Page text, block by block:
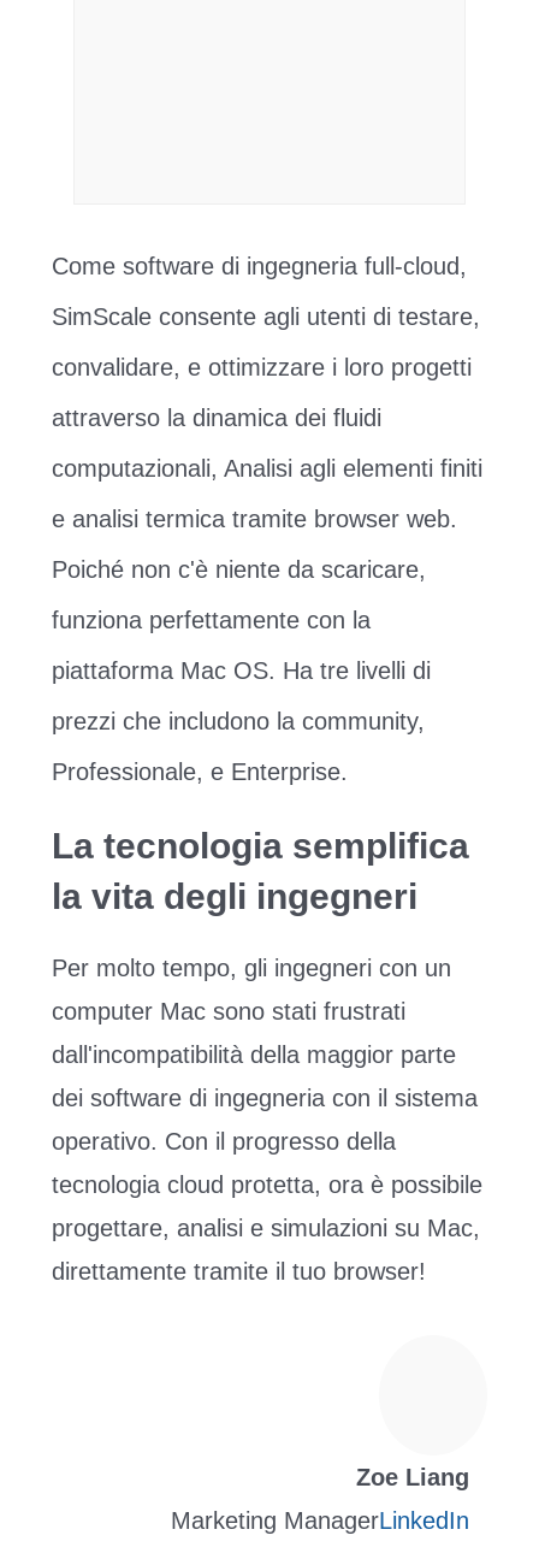
Come software di ingegneria full-cloud,
SimScale consente agli utenti di testare,
convalidare, e ottimizzare i loro progetti
attraverso la dinamica dei fluidi
computazionali, Analisi agli elementi finiti
e analisi termica tramite browser web.
Poiché non c'è niente da scaricare,
funziona perfettamente con la
piattaforma Mac OS. Ha tre livelli di
prezzi che includono la community,
Professionale, e Enterprise.
La tecnologia semplifica
la vita degli ingegneri
Per molto tempo, gli ingegneri con un
computer Mac sono stati frustrati
dall'incompatibilità della maggior parte
dei software di ingegneria con il sistema
operativo. Con il progresso della
tecnologia cloud protetta, ora è possibile
progettare, analisi e simulazioni su Mac,
direttamente tramite il tuo browser!
Zoe Liang
Marketing ManagerLinkedIn